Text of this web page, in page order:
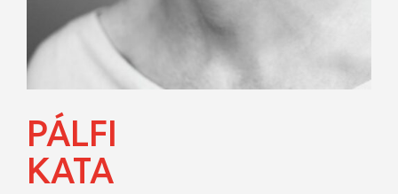
PÁLFI
KATA